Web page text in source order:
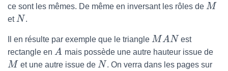
ce sont les mêmes. De même en inversant les rôles de M
etN .
Il en résulte par exemple que le triangle MAN est
rectangle en A mais possède une autre hauteur issue de
M et une autre issue de N . On verra dans les pages sur